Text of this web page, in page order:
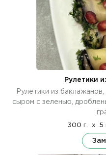
Рулетики
Рулетики из
сыром с зеленью,
300 г. x 5